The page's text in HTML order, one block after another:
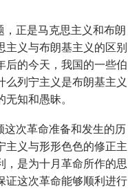
正是马克思主义和布朗
义与布朗基主义的区别
后的今天，我国的一些伯
么列宁主义是布朗基主义
知和愚昧。
这次革命准备和发生的历
主义与形形色色的修正主
，是为十月革命所作的思
证这次革命能够顺利进行